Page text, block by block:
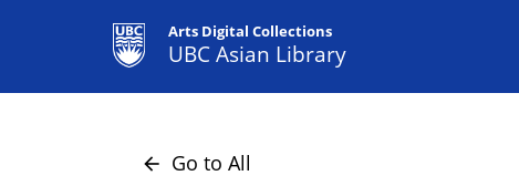
Arts Digital Collections
UBC Asian Library
arrow_back Go to All